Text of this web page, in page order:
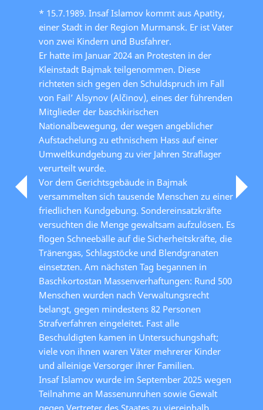
* 15.7.1989. Insaf Islamov kommt aus Apatity,
einer Stadt in der Region Murmansk. Er ist Vater
von zwei Kindern und Busfahrer.
Er hatte im Januar 2024 an Protesten in der
Kleinstadt Bajmak teilgenommen. Diese
richteten sich gegen den Schuldspruch im Fall
von Fail’ Alsynov (Alčinov), eines der führenden
Mitglieder der baschkirischen
Nationalbewegung, der wegen angeblicher
Aufstachelung zu ethnischem Hass auf einer
Umweltkundgebung zu vier Jahren Straflager
verurteilt wurde.
Vor dem Gerichtsgebäude in Bajmak
versammelten sich tausende Menschen zu einer
friedlichen Kundgebung. Sondereinsatzkräfte
versuchten die Menge gewaltsam aufzulösen. Es
flogen Schneebälle auf die Sicherheitskräfte, die
Tränengas, Schlagstöcke und Blendgranaten
einsetzten. Am nächsten Tag begannen in
Baschkortostan Massenverhaftungen: Rund 500
Menschen wurden nach Verwaltungsrecht
belangt, gegen mindestens 82 Personen
Strafverfahren eingeleitet. Fast alle
Beschuldigten kamen in Untersuchungshaft;
viele von ihnen waren Väter mehrerer Kinder
und alleinige Versorger ihrer Familien.
Insaf Islamov wurde im September 2025 wegen
Teilnahme an Massenunruhen sowie Gewalt
gegen Vertreter des Staates zu viereinhalb